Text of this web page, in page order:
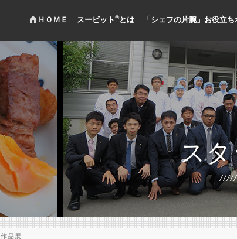
ＨＯＭＥ スービット®とは 「シェフの片腕」お役立ち
人手不足に貢献
メニューの標準化
プロ専門の商品開発
国内加工による品質
お客様目線のメニュ
シェフ目線の缶詰開
ス
作品展